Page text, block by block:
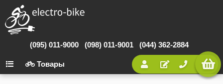
(095) 011-9000 (098) 011-9001 (044) 362-2884
Товары